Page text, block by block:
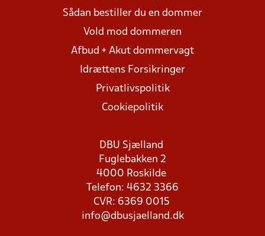
Sådan bestiller du en dommer
Vold mod dommeren
Afbud + Akut dommervagt
Idrættens Forsikringer
Privatlivspolitik
Cookiepolitik
DBU Sjælland
Fuglebakken 2
4000 Roskilde
Telefon: 4632 3366
CVR: 6369 0015
info@dbusjaelland.dk